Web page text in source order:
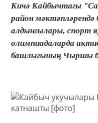
Кичә Кайбычтагы
район мәктәпләрендә
алдынгылары, спорт
олимпиадаларда
башлыгының Чыршы